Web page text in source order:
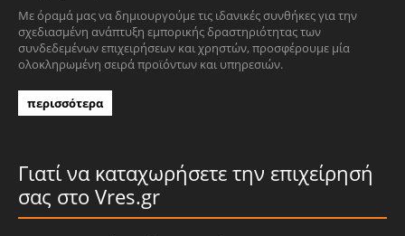
Με όραμά μας να δημιουργούμε τις ιδανικές συνθήκες για την
σχεδιασμένη ανάπτυξη εμπορικής δραστηριότητας των
συνδεδεμένων επιχειρήσεων και χρηστών, προσφέρουμε μία
ολοκληρωμένη σειρά προϊόντων και υπηρεσιών.
περισσότερα
Γιατί να καταχωρήσετε την επιχείρησή
σας στο Vres.gr